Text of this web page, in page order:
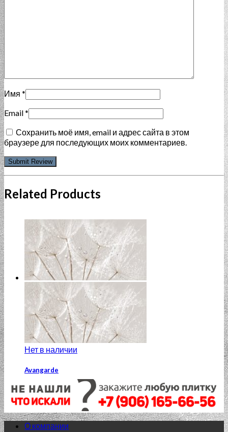
Имя *
Email*
Сохранить моё имя, email и адрес сайта в этом
браузере для последующих моих комментариев.
Related Products
Нет в наличии
Avangarde
Avangarde AV2L091 29.8×59.8 вставка серый
Добавить в список желаний
О компании